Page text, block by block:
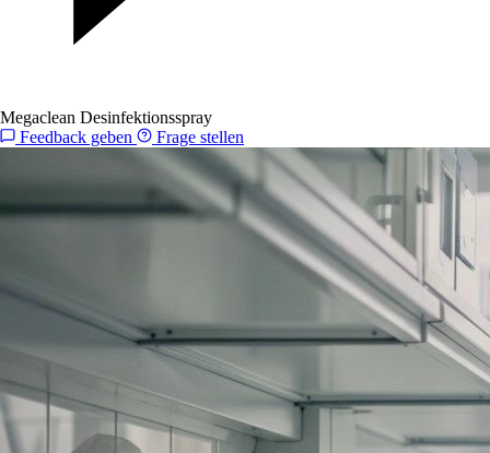
Megaclean Desinfektionsspray
Feedback geben
Frage stellen